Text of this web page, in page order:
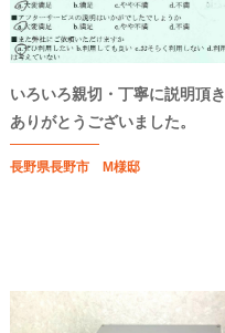
いろいろ親切・丁寧に説明頂き
ありがとうございました。
長野県長野市 M様邸